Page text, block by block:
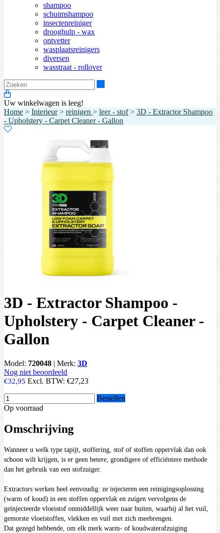
shampoo
schuimshampoo
insectenreiniger
drooghulp - wax
ontvetter
wasplaatsreinigers
diversen
wasstraat - rollover
Uw winkelwagen is leeg!
Home > Interieur> reinigen > leer - stof> 3D - Extractor Shampoo
- Upholstery - Carpet Cleaner - Gallon
3D - Extractor Shampoo -
Upholstery - Carpet Cleaner -
Gallon
Model: 720048 | Merk: 3D
Nog niet beoordeeld
€32,95 Excl. BTW: €27,23
Bestellen
Op voorraad
Omschrijving
Wanneer u welk type tapijt, stoffering, stof of stoffen oppervlak dan ook
schoon wilt krijgen, is er geen betere, grondigere of efficiëntere methode
dan het gebruik van een stofzuiger.
Extractors werken heel eenvoudig: ze injecteren een reinigingsoplossing
(warm of koud) in een stoffen oppervlak en zuigen vervolgens de
geïnjecteerde vloeistof onmiddellijk weer naar buiten, waarbij al het vuil,
gemorste vloeistoffen, vlekken en vuil met zich meebrengen.
Dat gezegd hebbende, om elk merk warm- of koudwaterafzuiging